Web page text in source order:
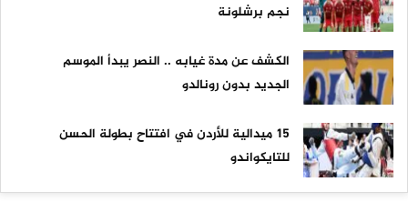
نجم برشلونة
الكشف عن مدة غيابه .. النصر يبدأ الموسم
الجديد بدون رونالدو
15 ميدالية للأردن في افتتاح بطولة الحسن
للتايكواندو